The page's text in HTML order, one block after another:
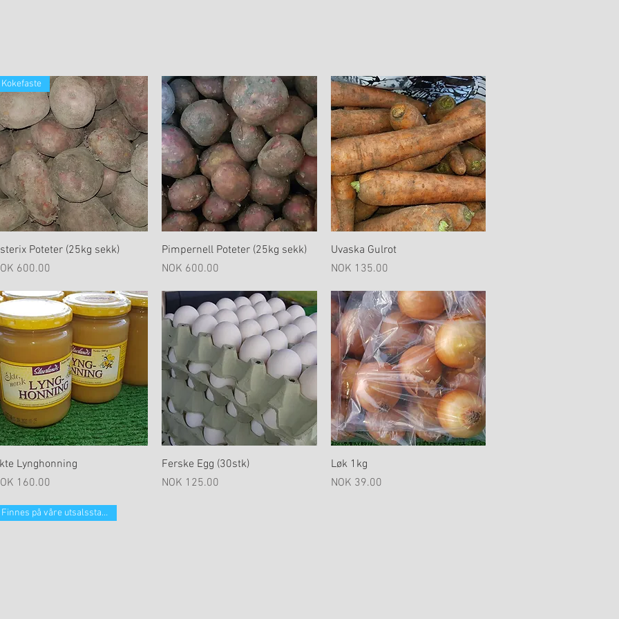
Hurtigvisning
Kokefaste
Poteter (25kg sekk)
600.00
Hurtigvisning
Pimpernell Poteter (25kg sekk)
Pris
NOK 600.00
Hurtigvisning
Uvaska Gulrot
Pris
NOK 135.00
Hurtigvisning
Lynghonning
160.00
Hurtigvisning
Ferske Egg (30stk)
Pris
NOK 125.00
Løk 1kg
Pris
NOK 39.00
Finnes på våre utsalsstader